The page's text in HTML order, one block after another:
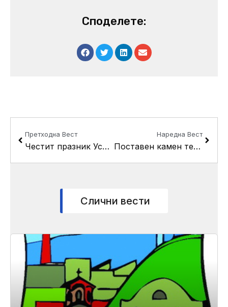
Споделете:
Претходна Вест
Честит празник Успение на Пресвета Богородица !
Наредна Вест
Поставен камен темелник на новата училишна зграда на ООУ “Невена Георгиева Дуња”
Слични вести